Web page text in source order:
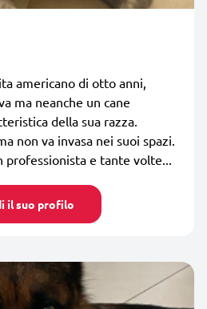
americano di otto anni,
ma neanche un cane
della sua razza.
non va invasa nei suoi spazi.
professionista e tante volte...
il suo profilo